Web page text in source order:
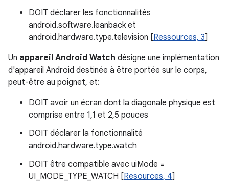
DOIT déclarer les fonctionnalités
android.software.leanback et
android.hardware.type.television [Ressources, 3]
Un appareil Android Watch désigne une implémentation
d'appareil Android destinée à être portée sur le corps,
peut-être au poignet, et:
DOIT avoir un écran dont la diagonale physique est
comprise entre 1,1 et 2,5 pouces
DOIT déclarer la fonctionnalité
android.hardware.type.watch
DOIT être compatible avec uiMode =
UI_MODE_TYPE_WATCH [Resources, 4]